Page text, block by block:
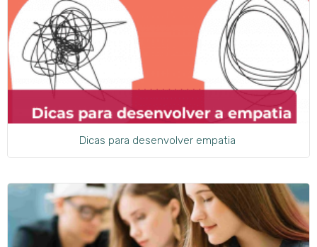
Dicas para desenvolver empatia